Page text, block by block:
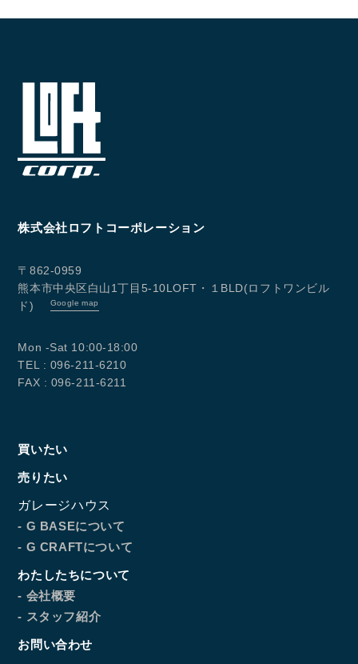
096-211-6210
株式会社ロフトコーポレーション
〒862-0959
熊本市中央区白山1丁目5-10LOFT・１BLD(ロフトワンビル
ド)
Google map
Mon -Sat 10:00-18:00
TEL : 096-211-6210
FAX : 096-211-6211
買いたい
売りたい
ガレージハウス
- G BASEについて
- G CRAFTについて
わたしたちについて
- 会社概要
- スタッフ紹介
お問い合わせ